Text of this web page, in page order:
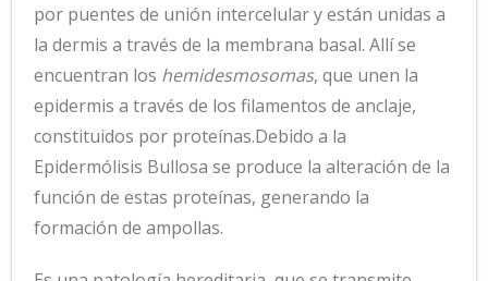
por puentes de unión intercelular y están unidas a
la dermis a través de la membrana basal. Allí se
encuentran los hemidesmosomas, que unen la
epidermis a través de los filamentos de anclaje,
constituidos por proteínas.Debido a la
Epidermólisis Bullosa se produce la alteración de la
función de estas proteínas, generando la
formación de ampollas.